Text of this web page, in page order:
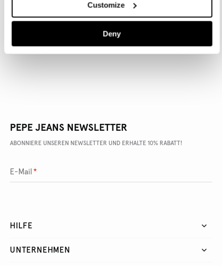
Customize
Deny
ARTIKEL DETAILS
LIEFERUNG UND RÜCKGABE
PEPE JEANS NEWSLETTER
ABONNIERE UNSEREN NEWSLETTER UND ERHALTE 10% RABATT!
E-Mail *
HILFE
UNTERNEHMEN